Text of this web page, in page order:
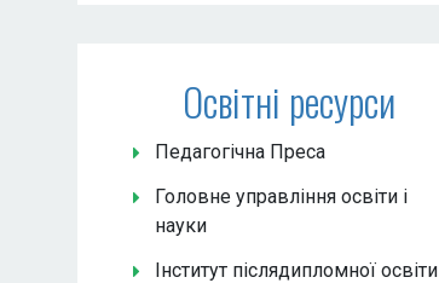
Освітні ресурси
Педагогічна Преса
Головне управління освіти і
науки
Інститут післядипломної освіти